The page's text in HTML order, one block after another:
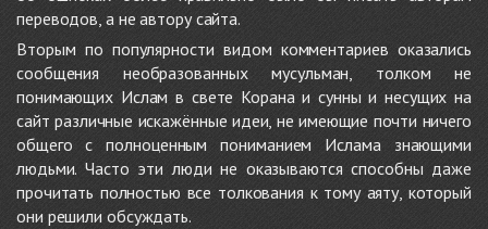
переводов, а не автору сайта.
Вторым по популярности видом комментариев оказались
сообщения необразованных мусульман, толком не
понимающих Ислам в свете Корана и сунны и несущих на
сайт различные искажённые идеи, не имеющие почти ничего
общего с полноценным пониманием Ислама знающими
людьми. Часто эти люди не оказываются способны даже
прочитать полностью все толкования к тому аяту, который
они решили обсуждать.